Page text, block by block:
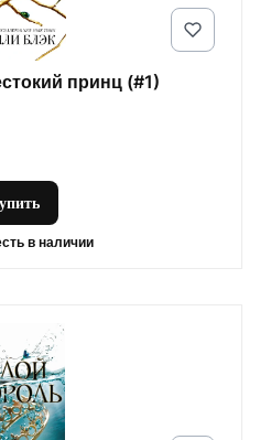
принц (#1)
в наличии